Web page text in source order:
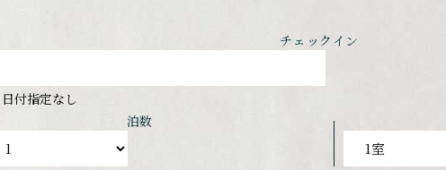
チェックイン
日付指定なし
泊数